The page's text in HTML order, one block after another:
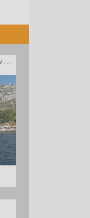
Hotel Zagreb Karlobag - All inclusive light pozdrav poletju - Soba z balkonom